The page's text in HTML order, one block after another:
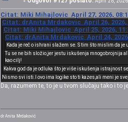
Citat: Miki Mihajlovic April 27, 2026,
Citat: drAnita Mrdakovic April 26, 2026,
Citat: Miki Mihajlovic April 25, 2026,
Citat: drAnita Mrdakovic April 24,
Kada je reč o ishrani slažem se. S tim što mislim da
Tu se ne bih složio,jer jestu iskušenja mnogobrojnija
kao cilj!
Kakva god da je odluka što je više iskušenja istrajnost
Nismo svi isti.I ovo ima logike sto ti kazes,ali meni je
Da, razumem te, to je u tvom slučaju tako i to
dr Anita Mrdaković